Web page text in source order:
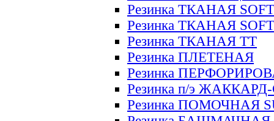
Резинка ТКАНАЯ SOFT
Резинка ТКАНАЯ
Резинка ТКАНАЯ ТТ
Резинка ПЛЕТЕНАЯ
Резинка
Резинка п/э
Резинка ПОМОЧНАЯ